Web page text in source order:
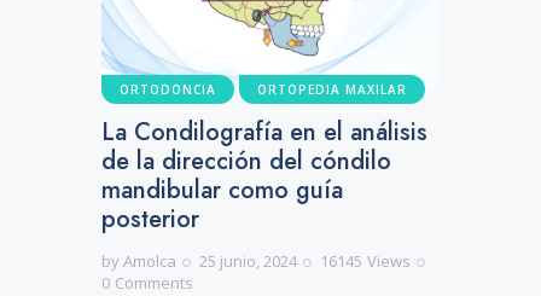
ORTODONCIA ORTOPEDIA MAXILAR
La Condilografía en el análisis
de la dirección del cóndilo
mandibular como guía
posterior
byAmolca 25 junio, 2024 16145 Views
0 Comments